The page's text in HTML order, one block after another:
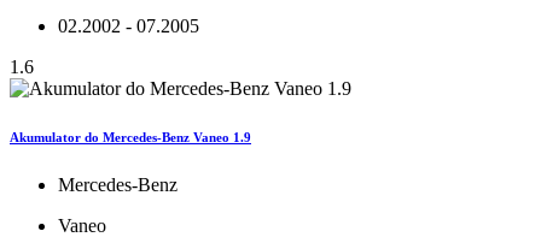
02.2002 - 07.2005
1.6
Akumulator do Mercedes-Benz Vaneo 1.9
Mercedes-Benz
Vaneo